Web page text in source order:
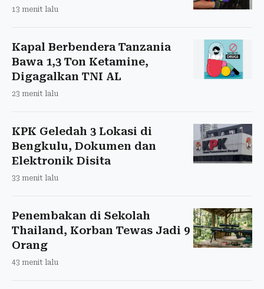
13 menit lalu
Kapal Berbendera Tanzania
Bawa 1,3 Ton Ketamine,
Digagalkan TNI AL
23 menit lalu
KPK Geledah 3 Lokasi di
Bengkulu, Dokumen dan
Elektronik Disita
33 menit lalu
Penembakan di Sekolah
Thailand, Korban Tewas Jadi 9
Orang
43 menit lalu